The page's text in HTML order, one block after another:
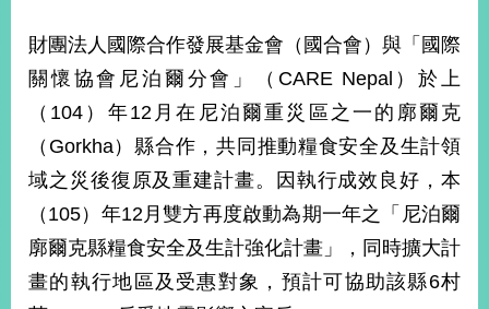
財團法人國際合作發展基金會（國合會）與「國際
關懷協會尼泊爾分會」（CARE Nepal）於上
（104）年12月在尼泊爾重災區之一的廓爾克
（Gorkha）縣合作，共同推動糧食安全及生計領
域之災後復原及重建計畫。因執行成效良好，本
（105）年12月雙方再度啟動為期一年之「尼泊爾
廓爾克縣糧食安全及生計強化計畫」，同時擴大計
畫的執行地區及受惠對象，預計可協助該縣6村